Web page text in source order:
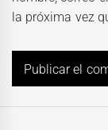
la próxima vez